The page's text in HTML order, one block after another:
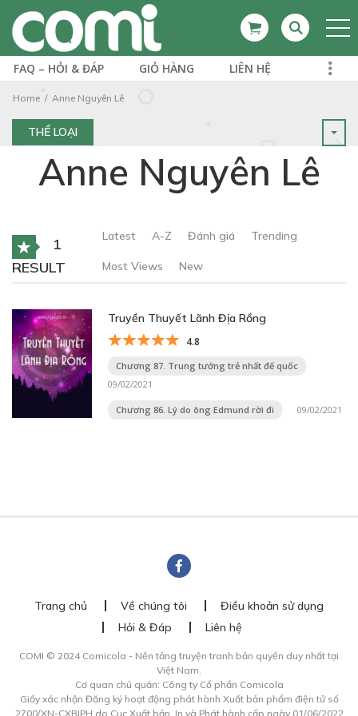
FAQ – HỎI & ĐÁP GIỎ HÀNG LIÊN HỆ
Home Anne Nguyên Lê
THỂ LOẠI
Anne Nguyên Lê
1
RESULT
Latest A-Z Đánh giá Trending
Most Views New
Truyền Thuyết Lãnh Địa Rồng
4.8
Chương 87. Trung tướng trẻ nhất đế quốc
09/02/2021
Chương 86. Lý do ông Edmund rời đi 09/02/2021
Trang chủ Về chúng tôi
Điều khoản sử dụng
Hỏi & Đáp
Liên hệ
COMI © 2024 Comicola - Nền tảng truyện tranh bản quyền duy nhất tại
Việt Nam.
Cơ quan chủ quản: Công ty Cổ phần Comicola
Giấy xác nhận Đăng ký hoạt động phát hành Xuất bản phẩm điện tử số
2700/XN-CXBIPH do Cục Xuất bản, In và Phát hành cấp ngày 01/06/2022